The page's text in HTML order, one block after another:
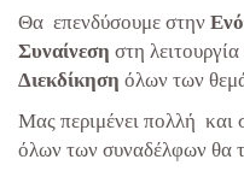
Θα επενδύσουμε στην
Συναίνεση στη
Διεκδίκηση όλων των
Μας περιμένει πολλή και
όλων των συναδέλφων θα